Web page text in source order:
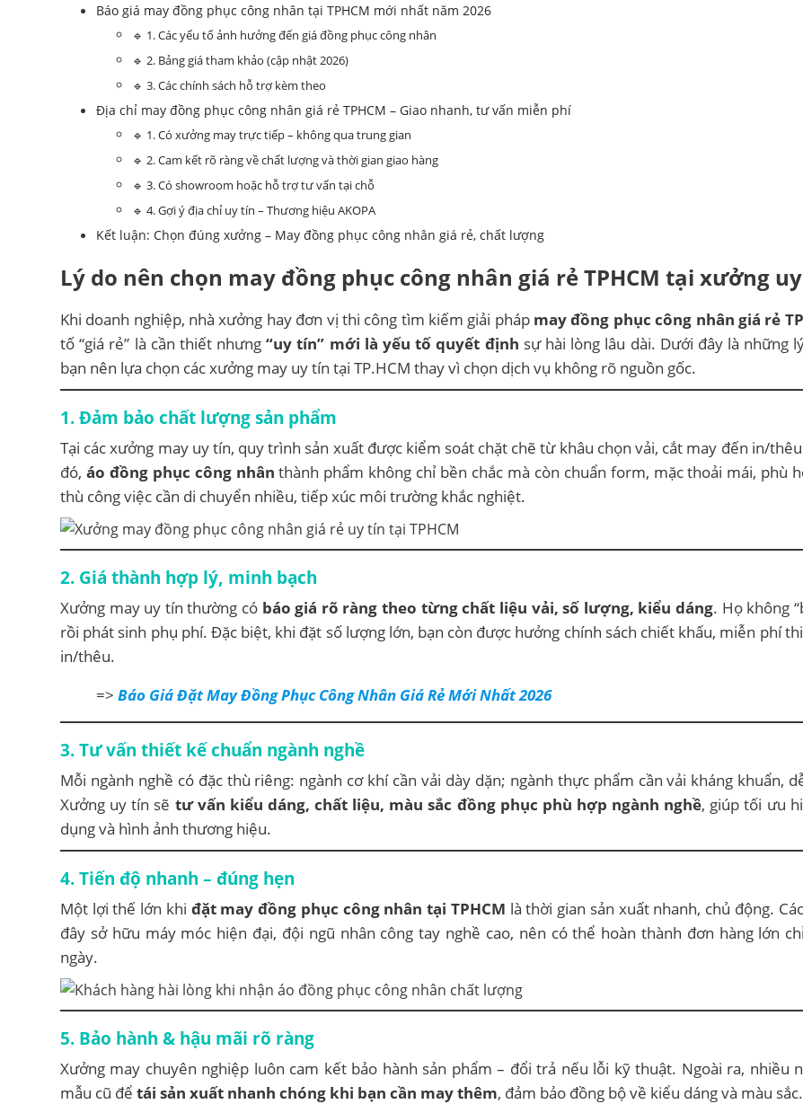
Báo giá may đồng phục công nhân tại TPHCM mới nhất năm 2026
🔹 1. Các yếu tố ảnh hưởng đến giá đồng phục công nhân
🔹 2. Bảng giá tham khảo (cập nhật 2026)
🔹 3. Các chính sách hỗ trợ kèm theo
Địa chỉ may đồng phục công nhân giá rẻ TPHCM – Giao nhanh, tư vấn miễn phí
🔹 1. Có xưởng may trực tiếp – không qua trung gian
🔹 2. Cam kết rõ ràng về chất lượng và thời gian giao hàng
🔹 3. Có showroom hoặc hỗ trợ tư vấn tại chỗ
🔹 4. Gợi ý địa chỉ uy tín – Thương hiệu AKOPA
Kết luận: Chọn đúng xưởng – May đồng phục công nhân giá rẻ, chất lượng
Lý do nên chọn may đồng phục công nhân giá rẻ TPHCM tại xưởng
Khi doanh nghiệp, nhà xưởng hay đơn vị thi công tìm kiếm giải pháp may đồng phục công nhân giá rẻ
tố “giá rẻ” là cần thiết nhưng“uy tín” mới là yếu tố quyết định sự hài lòng lâu dài. Dưới đây là những
bạn nên lựa chọn các xưởng may uy tín tại TP.HCM thay vì chọn dịch vụ không rõ nguồn gốc.
1. Đảm bảo chất lượng sản phẩm
Tại các xưởng may uy tín, quy trình sản xuất được kiểm soát chặt chẽ từ khâu chọn vải, cắt may đến in/
đó, áo đồng phục công nhân thành phẩm không chỉ bền chắc mà còn chuẩn form, mặc thoải mái, phù
thù công việc cần di chuyển nhiều, tiếp xúc môi trường khắc nghiệt.
2. Giá thành hợp lý, minh bạch
Xưởng may uy tín thường có báo giá rõ ràng theo từng chất liệu vải, số lượng, kiểu dáng. Họ không
rồi phát sinh phụ phí. Đặc biệt, khi đặt số lượng lớn, bạn còn được hưởng chính sách chiết khấu, miễn phí
in/thêu.
=> Báo Giá Đặt May Đồng Phục Công Nhân Giá Rẻ Mới Nhất 2026
3. Tư vấn thiết kế chuẩn ngành nghề
Mỗi ngành nghề có đặc thù riêng: ngành cơ khí cần vải dày dặn; ngành thực phẩm cần vải kháng khuẩn,
Xưởng uy tín sẽ tư vấn kiểu dáng, chất liệu, màu sắc đồng phục phù hợp ngành nghề, giúp tối ưu
dụng và hình ảnh thương hiệu.
4. Tiến độ nhanh – đúng hẹn
Một lợi thế lớn khi đặt may đồng phục công nhân tại TPHCM là thời gian sản xuất nhanh, chủ động.
đây sở hữu máy móc hiện đại, đội ngũ nhân công tay nghề cao, nên có thể hoàn thành đơn hàng lớn
ngày.
5. Bảo hành & hậu mãi rõ ràng
Xưởng may chuyên nghiệp luôn cam kết bảo hành sản phẩm – đổi trả nếu lỗi kỹ thuật. Ngoài ra, nhiều
mẫu cũ để tái sản xuất nhanh chóng khi bạn cần may thêm, đảm bảo đồng bộ về kiểu dáng và màu sắc.